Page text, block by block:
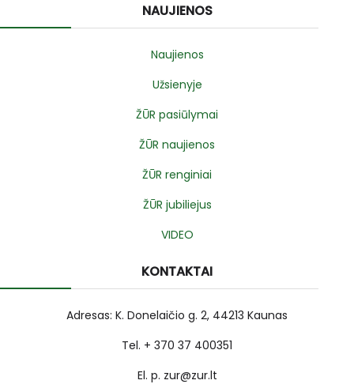
NAUJIENOS
Naujienos
Užsienyje
ŽŪR pasiūlymai
ŽŪR naujienos
ŽŪR renginiai
ŽŪR jubiliejus
VIDEO
KONTAKTAI
Adresas: K. Donelaičio g. 2, 44213 Kaunas
Tel. + 370 37 400351
El. p. zur@zur.lt